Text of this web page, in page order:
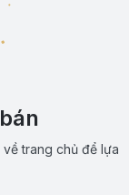
trang chủ để lựa